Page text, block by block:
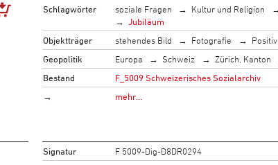
Schlagwörter
soziale Fragen Kultur und Religion
Jubiläum
Objektträger
stehendes Bild Fotografie Positiv
Geopolitik
Europa Schweiz Zürich, Kanton
Bestand
F_5009 Schweizerisches Sozialarchiv
→
mehr…
Signatur
F 5009-Dig-D8DR0294